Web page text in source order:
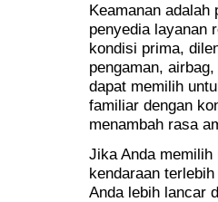
Keamanan
penyedia layanan
kondisi prima,
pengaman,
dapat memilih
familiar dengan
menambah rasa
Jika Anda
kendaraan
Anda lebih lancar